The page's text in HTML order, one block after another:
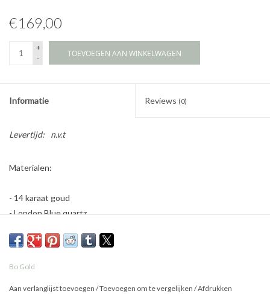
€169,00
+
-
TOEVOEGEN AAN WINKELWAGEN
Informatie Reviews (0)
Levertijd: n.v.t
Materialen:
- 14 karaat goud
- London Blue quartz
- 2 cm
Bo Gold
Aan verlanglijst toevoegen /Toevoegen om te vergelijken /Afdrukken